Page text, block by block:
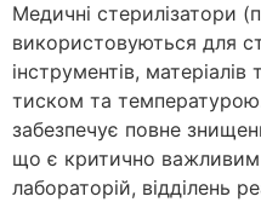
Медичні стерилізатори
використовуються для
інструментів,
тиском та
забезпечує повне
що є критично важливим
лабораторій, відділень